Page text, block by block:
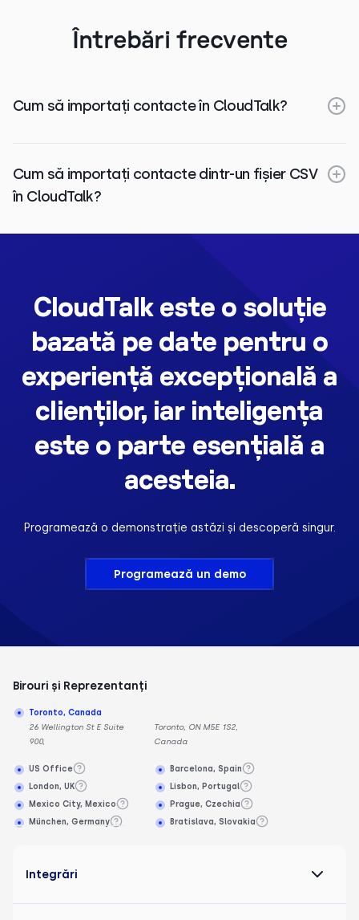
Întrebări frecvente
Cum să importați contacte în CloudTalk?
Cum să importați contacte dintr-un fișier CSV
în CloudTalk?
CloudTalk este o soluție
bazată pe date pentru o
experiență excepțională a
clienților, iar inteligența
este o parte esențială a
acesteia.
Programează o demonstrație astăzi și descoperă singur.
Programează un demo
Birouri și Reprezentanți
Toronto, Canada
26 Wellington St E Suite
900,
Toronto, ON M5E 1S2,
Canada
US Office
London, UK
Mexico City, Mexico
München, Germany
Barcelona, Spain
Lisbon, Portugal
Prague, Czechia
Bratislava, Slovakia
Integrări